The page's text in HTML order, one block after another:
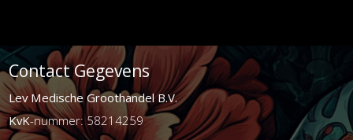
Contact Gegevens
Lev Medische Groothandel B.V.
KvK-nummer: 58214259